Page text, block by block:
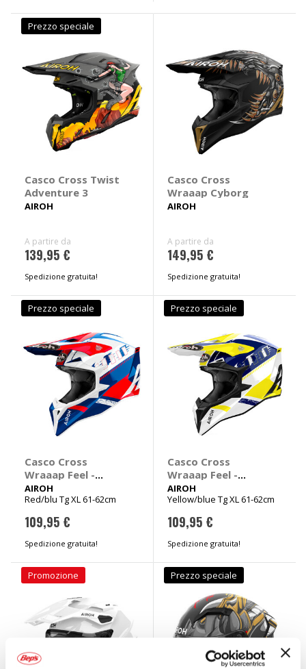
Prezzo speciale
Casco Cross Twist
Adventure 3
AIROH
A partire da
139,95 €
Spedizione gratuita!
Casco Cross
Wraaap Cyborg
AIROH
A partire da
149,95 €
Spedizione gratuita!
Prezzo speciale
Casco Cross
Wraaap Feel -
AIROH
AIROH
Red/blu Tg XL 61-62cm
109,95 €
Spedizione gratuita!
Prezzo speciale
Casco Cross
Wraaap Feel -
AIROH
AIROH
Yellow/blue Tg XL 61-62cm
109,95 €
Spedizione gratuita!
Promozione Prezzo speciale